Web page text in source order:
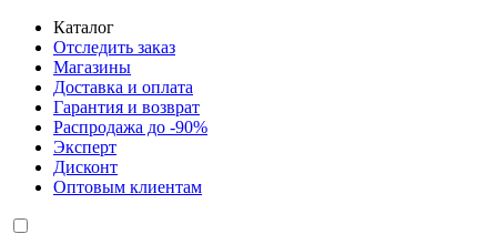
Каталог
Отследить заказ
Магазины
Доставка и оплата
Гарантия и возврат
Распродажа до -90%
Эксперт
Дисконт
Оптовым клиентам